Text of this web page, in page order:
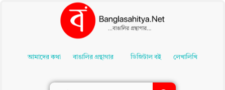
Contentআমাদের কথা বাঙালির গ্রন্থাগার ডিজিটাল বই লেখালিখি